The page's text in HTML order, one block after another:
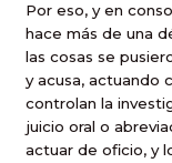
Por eso, y en
hace más de una
las cosas se
y acusa, actuando
controlan la
juicio oral o
actuar de oficio, y